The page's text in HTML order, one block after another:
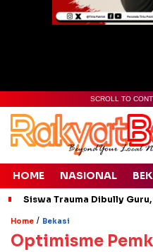
SCROLL TO
HOME NASIONAL
Siswa Trauma Dibully
Home / Bekasi
Optimisme